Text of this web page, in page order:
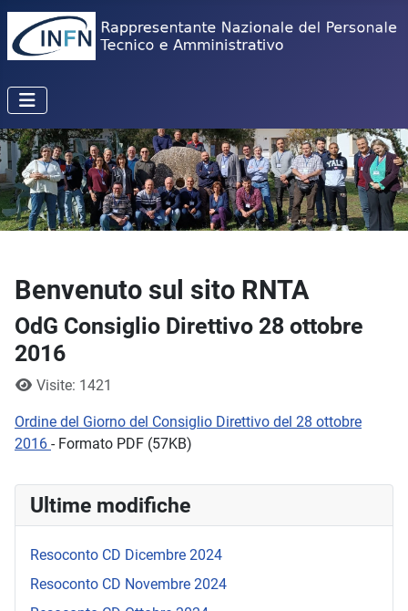
Benvenuto sul sito RNTA
OdG Consiglio Direttivo 28 ottobre
2016
Dettagli
Visite: 1421
Ordine del Giorno del Consiglio Direttivo del 28 ottobre
2016 - Formato PDF (57KB)
Ultime modifiche
Resoconto CD Dicembre 2024
Resoconto CD Novembre 2024